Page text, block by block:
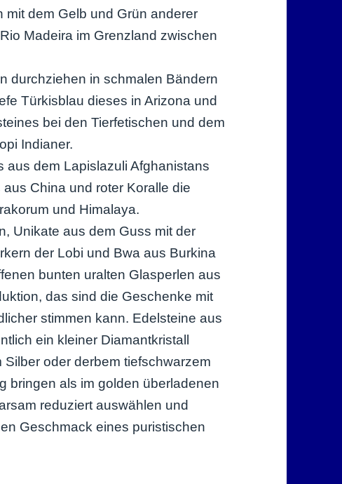
dem Gelb und Grün anderer
Madeira im Grenzland zwischen
durchziehen in schmalen Bändern
Türkisblau dieses in Arizona und
bei den Tierfetischen und dem
Indianer.
aus dem Lapislazuli Afghanistans
China und roter Koralle die
und Himalaya.
Unikate aus dem Guss mit der
der Lobi und Bwa aus Burkina
bunten uralten Glasperlen aus
das sind die Geschenke mit
stimmen kann. Edelsteine aus
ein kleiner Diamantkristall
oder derbem tiefschwarzem
bringen als im golden überladenen
reduziert auswählen und
Geschmack eines puristischen